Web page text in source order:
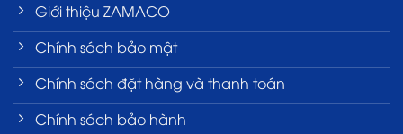
Giới thiệu ZAMACO
Chính sách bảo mật
Chính sách đặt hàng và thanh toán
Chính sách bảo hành